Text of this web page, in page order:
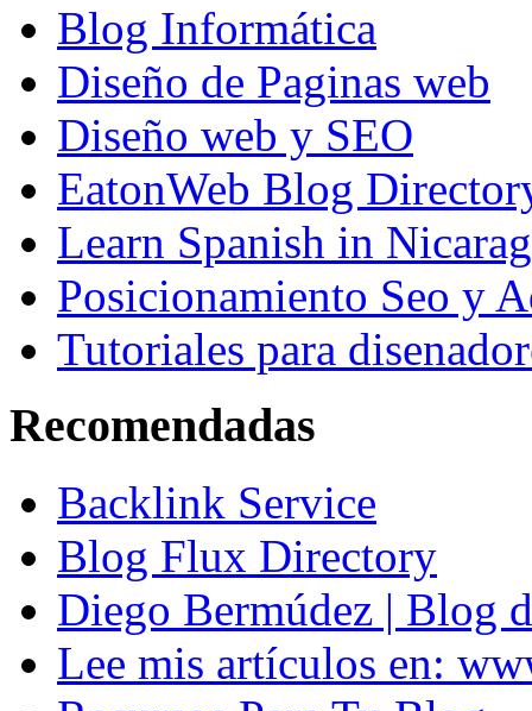
Blog Informática
Diseño de Paginas web
Diseño web y SEO
EatonWeb Blog
Learn Spanish in
Posicionamiento Seo y
Tutoriales para
Recomendadas
Backlink Service
Blog Flux Directory
Diego Bermúdez | Blog
Lee mis artículos en: